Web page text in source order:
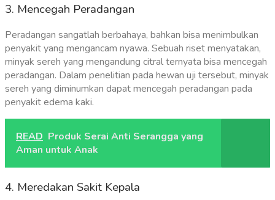
3. Mencegah Peradangan
Peradangan sangatlah berbahaya, bahkan bisa menimbulkan
penyakit yang mengancam nyawa. Sebuah riset menyatakan,
minyak sereh yang mengandung citral ternyata bisa mencegah
peradangan. Dalam penelitian pada hewan uji tersebut, minyak
sereh yang diminumkan dapat mencegah peradangan pada
penyakit edema kaki.
READ Produk Serai Anti Serangga yang
Aman untuk Anak
4. Meredakan Sakit Kepala